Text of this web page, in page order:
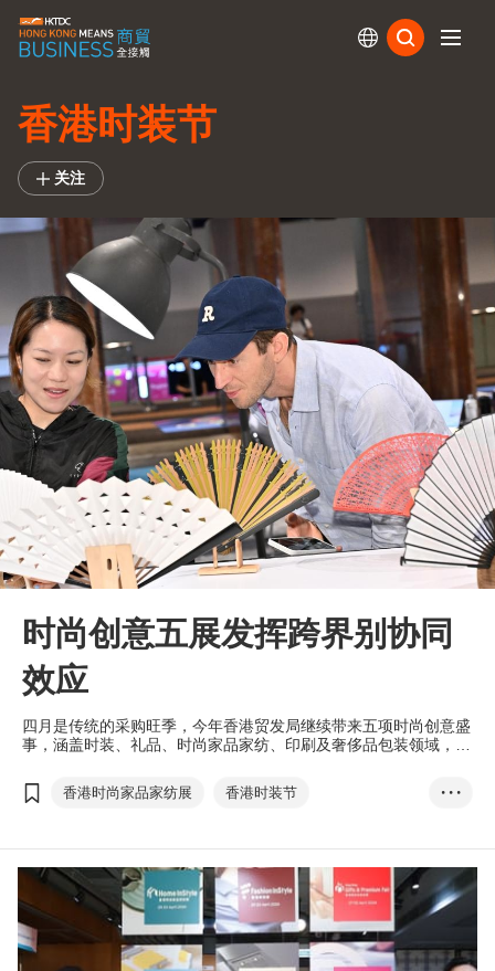
香港时装节
关注
时尚创意五展发挥跨界别协同
效应
四月是传统的采购旺季，今年香港贸发局继续带来五项时尚创意盛
事，涵盖时装、礼品、时尚家品家纺、印刷及奢侈品包装领域，致
香港时尚家品家纺展
香港时装节
亚洲授权业会议
• • •